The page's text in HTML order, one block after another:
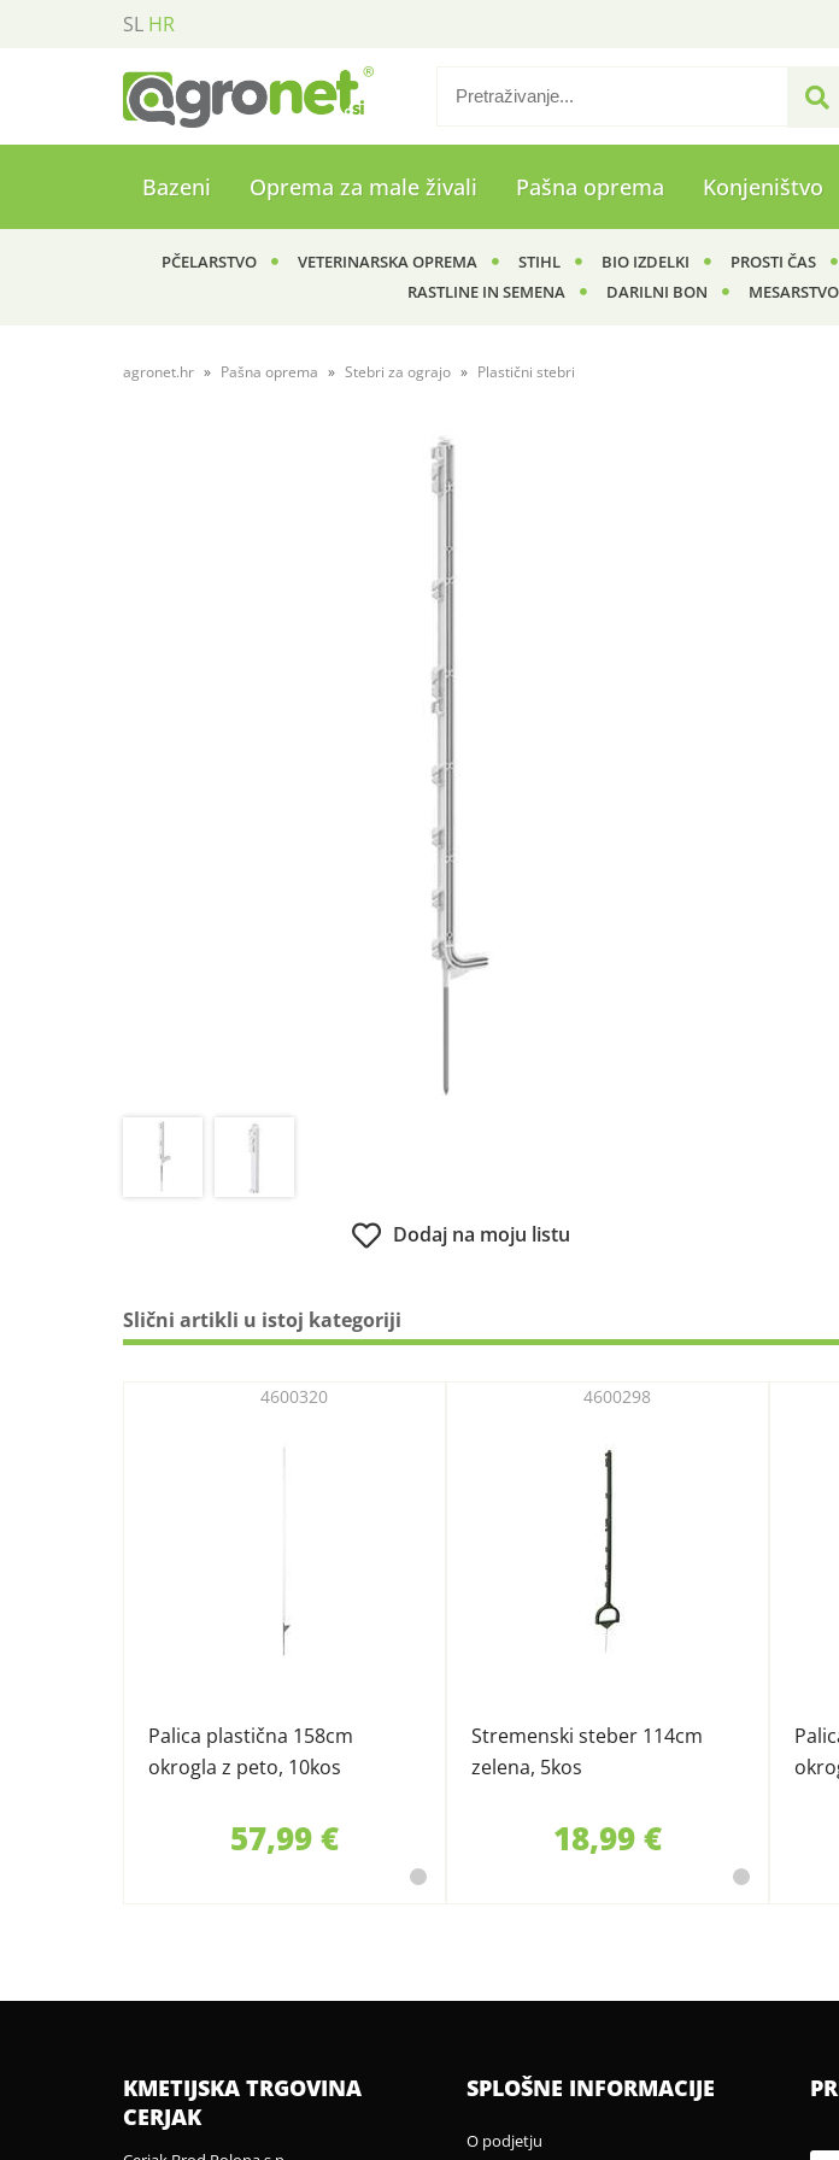
SL HR
Bazeni Oprema za male živali Pašna oprema Konjeništvo
PČELARSTVO VETERINARSKA OPREMA STIHL BIO IZDELKI PROSTI ČAS
RASTLINE IN SEMENA
DARILNI BON MESARSTVO
agronet.hr Pašna oprema Stebri za ograjo Plastični stebri
Dodaj na moju listu
Slični artikli u istoj kategoriji
Palica plastična 158cm
okrogla z peto, 10kos
4600320
57,99 €
Stremenski steber 114cm
zelena, 5kos
4600298
18,99 €
KMETIJSKA TRGOVINA
CERJAK
SPLOŠNE INFORMACIJE
O podjetju